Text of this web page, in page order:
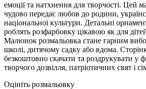
емоції та натхнення для творчості. Цей
чудово передає любов до родини,
національної культури. Детальні
роблять розфарбовку цікавою як для
Малюнок розмальовка стане гарним
школі, дитячому садку або вдома.
безкоштовно скачати та роздрукувати у
творчого дозвілля, патріотичних свят і
Оцініть розмальовку